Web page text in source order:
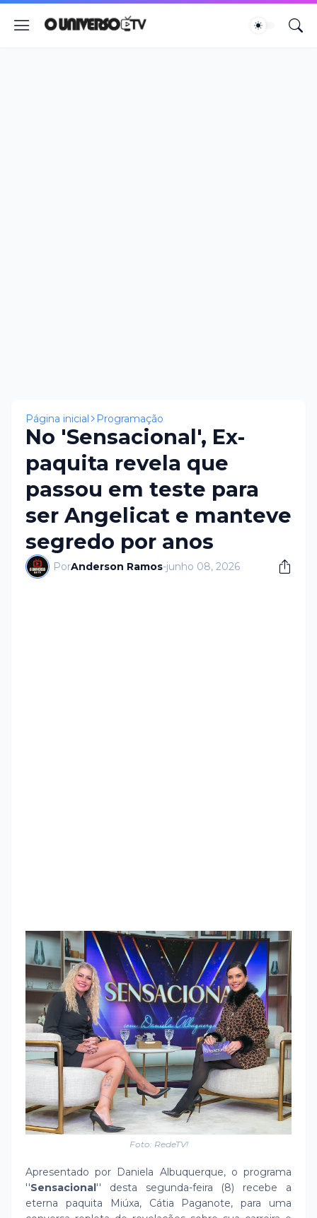
Página inicial Programação
No 'Sensacional', Ex-
paquita revela que
passou em teste para
ser Angelicat e manteve
segredo por anos
PorAnderson Ramos-junho 08, 2026
Foto: RedeTV!
Apresentado por Daniela Albuquerque, o programa
''Sensacional'' desta segunda-feira (8) recebe a
eterna paquita Miúxa, Cátia Paganote, para uma